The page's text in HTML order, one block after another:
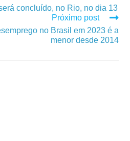
concluído, no Rio, no dia 13
Próximo post
no Brasil em 2023 é a
menor desde 2014